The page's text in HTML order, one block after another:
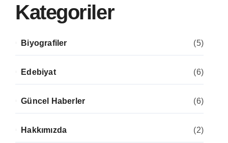
Kategoriler
Biyografiler (5)
Edebiyat (6)
Güncel Haberler (6)
Hakkımızda (2)